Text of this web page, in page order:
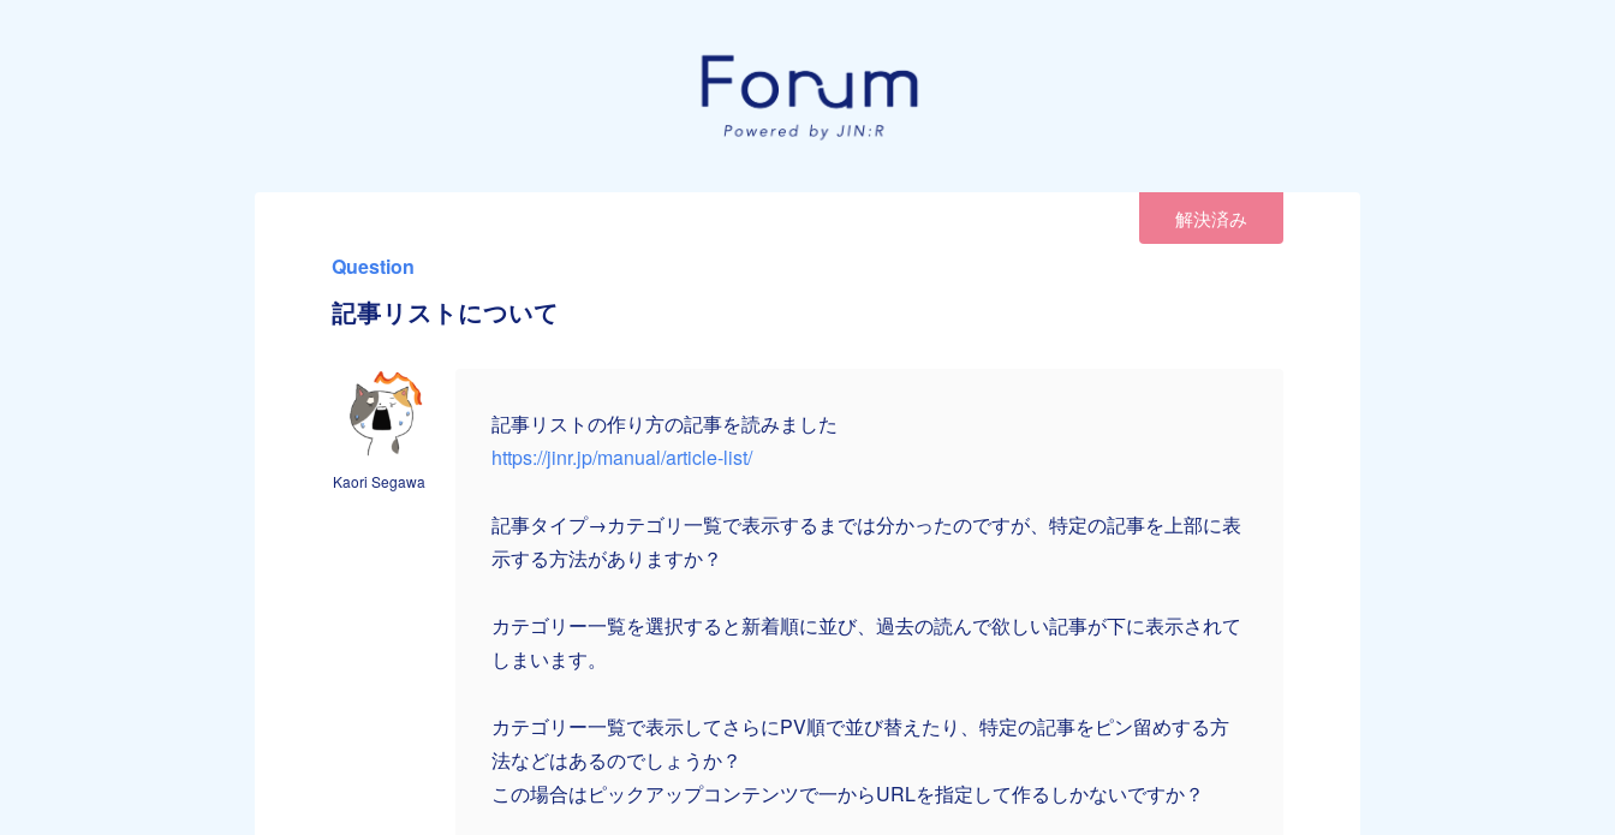
解決済み
Question
記事リストについて
Kaori Segawa
記事リストの作り方の記事を読みました
https://jinr.jp/manual/article-list/
記事タイプ→カテゴリ一覧で表示するまでは分かったのですが、特定の記事を上部に表
示する方法がありますか？
カテゴリー一覧を選択すると新着順に並び、過去の読んで欲しい記事が下に表示されて
しまいます。
カテゴリー一覧で表示してさらにPV順で並び替えたり、特定の記事をピン留めする方
法などはあるのでしょうか？
この場合はピックアップコンテンツで一からURLを指定して作るしかないですか？